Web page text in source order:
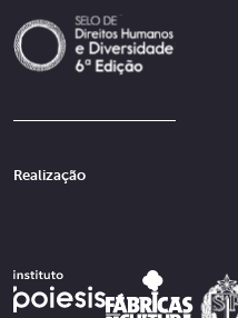
Realização